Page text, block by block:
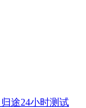
归途24小时测试